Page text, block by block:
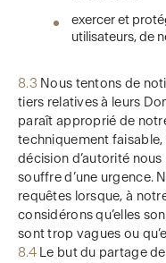
exercer et
utilisateurs, de
8.3 Nous tentons de
tiers relatives à leurs
paraît approprié de
techniquement faisable,
décision d’autorité
souffre d’une urgence.
requêtes lorsque, à
considérons qu’elles
sont trop vagues ou
8.4Le but du partage